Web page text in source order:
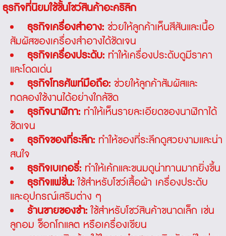
ธุรกิจที่นิยมใช้ชั้นโชว์สินค้าอะคริลิก
ธุรกิจเครื่องสำอาง:ช่วยให้ลูกค้าเห็นสีสันและเนื้อ
สัมผัสของเครื่องสำอางได้ชัดเจน
ธุรกิจเครื่องประดับ:ทำให้เครื่องประดับดูมีราคา
และโดดเด่น
ธุรกิจโทรศัพท์มือถือ:ช่วยให้ลูกค้าสัมผัสและ
ทดลองใช้งานได้อย่างใกล้ชิด
ธุรกิจนาฬิกา:ทำให้เห็นรายละเอียดของนาฬิกาได้
ชัดเจน
ธุรกิจของที่ระลึก:ทำให้ของที่ระลึกดูสวยงามและน่า
สนใจ
ธุรกิจเบเกอรี่:ทำให้เค้กและขนมดูน่าทานมากยิ่งขึ้น
ธุรกิจแฟชั่น:ใช้สำหรับโชว์เสื้อผ้า เครื่องประดับ
และอุปกรณ์เสริมต่าง ๆ
ร้านขายของชำ:ใช้สำหรับโชว์สินค้าขนาดเล็ก เช่น
ลูกอม ช็อกโกแลต หรือเครื่องเขียน